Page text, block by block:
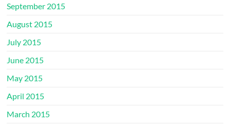
September 2015
August 2015
July 2015
June 2015
May 2015
April 2015
March 2015